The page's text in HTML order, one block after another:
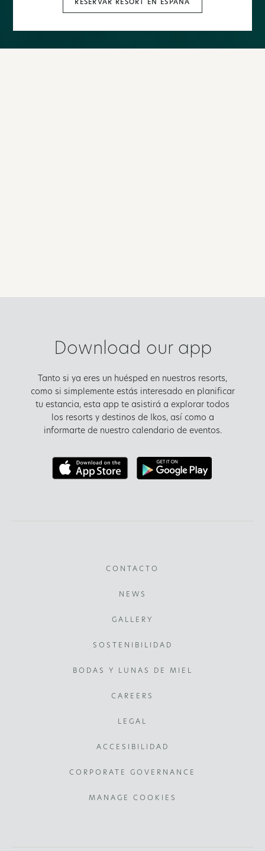
RESERVAR RESORT EN ESPAÑA
Download our app
Tanto si ya eres un huésped en nuestros resorts,
como si simplemente estás interesado en planificar
tu estancia, esta app te asistirá a explorar todos
los resorts y destinos de Ikos, así como a
informarte de nuestro calendario de eventos.
CONTACTO
NEWS
GALLERY
SOSTENIBILIDAD
BODAS Y LUNAS DE MIEL
CAREERS
LEGAL
ACCESIBILIDAD
CORPORATE GOVERNANCE
MANAGE COOKIES